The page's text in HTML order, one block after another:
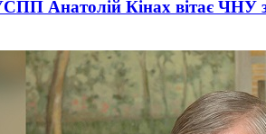
Анатолій Кінах вітає ЧНУ